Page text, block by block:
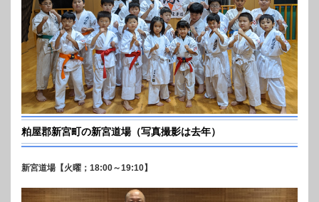
粕屋郡新宮町の新宮道場（写真撮影は去年）
新宮道場【火曜；18:00～19:10】